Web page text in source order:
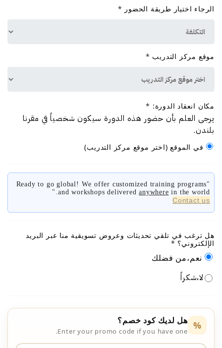
الرجاء اختيار طريقة الحضور *
موقع مركز التدريب *
مكان انعقاد الدورة: *
يرجى العلم بأن حضور هذه الدورة سيكون شخصياً في مقرنا
بلندن.
في الموقع (اختر موقع مركز التدريب)
"Ready to go global! We offer customized training programs
and workshops deliveredanywhere in the world."
Contact us
هل ترغب في تلقي تحديثات وعروض تسويقية منا عبر البريد
الإلكتروني؟ *
نعم،من فضلك
لا،شكراً
% هل لديك كود خصم؟
Enter your promo code if you have one.